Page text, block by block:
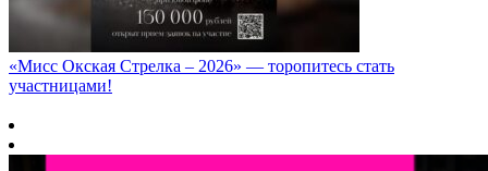
«Мисс Окская Стрелка – 2026» — торопитесь стать
участницами!